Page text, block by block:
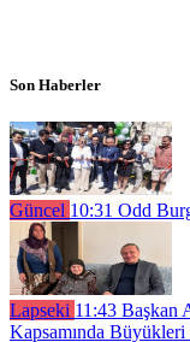
Son Haberler
Güncel 10:31 Odd
Lapseki 11:43 Başkan
Kapsamında